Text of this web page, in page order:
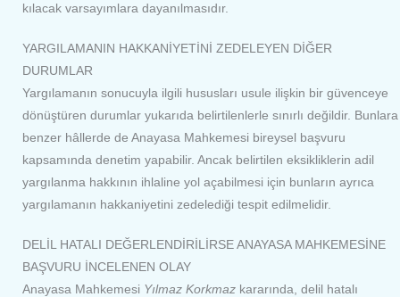
kılacak varsayımlara dayanılmasıdır.
YARGILAMANIN HAKKANİYETİNİ ZEDELEYEN DİĞER
DURUMLAR
Yargılamanın sonucuyla ilgili hususları usule ilişkin bir güvenceye
dönüştüren durumlar yukarıda belirtilenlerle sınırlı değildir. Bunlara
benzer hâllerde de Anayasa Mahkemesi bireysel başvuru
kapsamında denetim yapabilir. Ancak belirtilen eksikliklerin adil
yargılanma hakkının ihlaline yol açabilmesi için bunların ayrıca
yargılamanın hakkaniyetini zedelediği tespit edilmelidir.
DELİL HATALI DEĞERLENDİRİLİRSE ANAYASA MAHKEMESİNE
BAŞVURU İNCELENEN OLAY
Anayasa Mahkemesi Yılmaz Korkmaz kararında, delil hatalı